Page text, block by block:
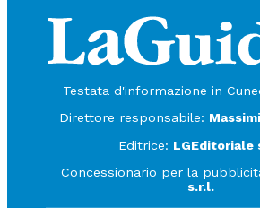
Testata d'informazione in
Direttore responsabile:
Editrice: LGEditoriale
Concessionario per la
s.r.l.